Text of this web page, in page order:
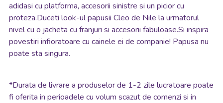
adidasi cu platforma, accesorii sinistre si un picior cu
proteza.Duceti look-ul papusii Cleo de Nile la urmatorul
nivel cu o jacheta cu franjuri si accesorii fabuloase.Si inspira
povestiri infioratoare cu cainele ei de companie! Papusa nu
poate sta singura.
*Durata de livrare a produselor de 1-2 zile lucratoare poate
fi oferita in perioadele cu volum scazut de comenzi si in